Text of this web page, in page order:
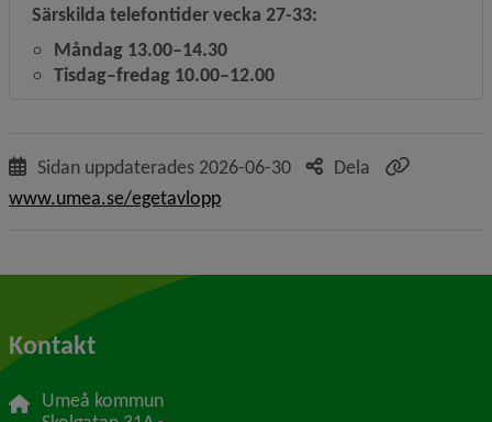
Särskilda telefontider vecka 27-33:
Måndag 13.00–14.30
Tisdag–fredag 10.00–12.00
Sidan uppdaterades 2026-06-30
Dela
www.umea.se/egetavlopp
Kontakt
Umeå kommun